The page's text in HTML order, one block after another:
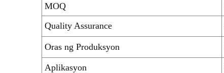
MOQ
Quality Assurance
Oras ng Produksyon
Aplikasyon